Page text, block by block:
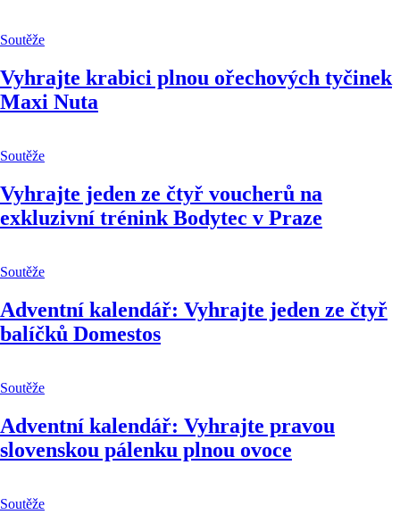
Soutěže
Vyhrajte krabici plnou ořechových tyčinek
Maxi Nuta
Soutěže
Vyhrajte jeden ze čtyř voucherů na
exkluzivní trénink Bodytec v Praze
Soutěže
Adventní kalendář: Vyhrajte jeden ze čtyř
balíčků Domestos
Soutěže
Adventní kalendář: Vyhrajte pravou
slovenskou pálenku plnou ovoce
Soutěže